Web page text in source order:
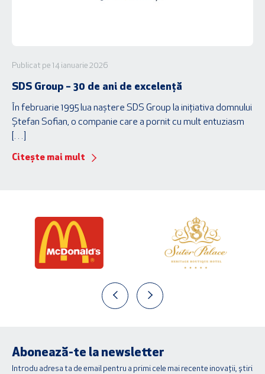
Publicat pe 14 ianuarie 2026
SDS Group – 30 de ani de excelență
În februarie 1995 lua naștere SDS Group la inițiativa domnului
Ștefan Sofian, o companie care a pornit cu mult entuziasm
[…]
Citește mai mult
Abonează-te la newsletter
Introdu adresa ta de email pentru a primi cele mai recente inovații, știri